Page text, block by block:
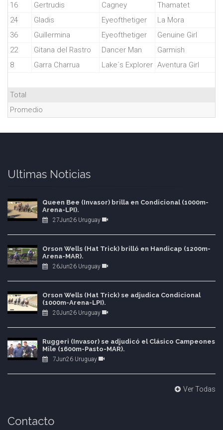
16
Gertrudis Cagney Thamatet
24
Gladis Eyeofthetiger La Mora
36
Guillermina Eyeofthetiger Genuine Girl
22
Gitana del Rastro Dancer Man Garmish
8
Garra Charrua Lake´s Explorer Aventura Girl
Total
Promedio
Ultimas Noticias
Queen Bee (Invasor) brilla en Condicional (1000m-
Arena-LPI).
27Jun26 Uruguay
Orson Wells (Hat Trick) brilló en Handicap (1200m-
Arena-MAR).
26Jun26 Uruguay
Orson Wells (Hat Trick) se adjudica Condicional
(1000m-Arena-LPI).
20Jun26 Uruguay
Ruggeri (Invasor) se adjudicó el Clásico Campeones
Mile (1600m-Pasto-MAR).
7Jun26 Uruguay
Ver Todas
Contacto